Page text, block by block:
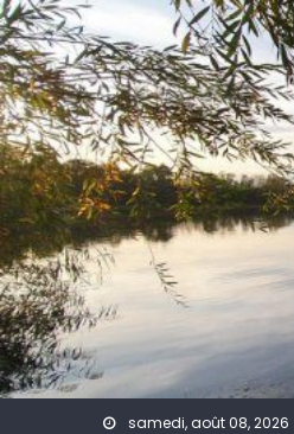
Skip to content
samedi, août 08, 2026